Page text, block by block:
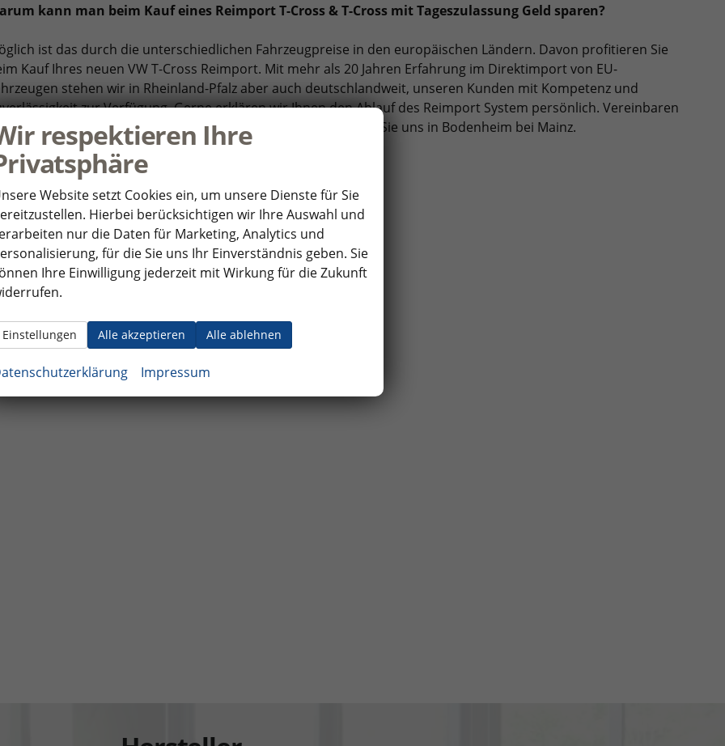
kann man beim Kauf eines Reimport T-Cross & T-Cross mit Tageszulassung Geld sparen?
ist das durch die unterschiedlichen Fahrzeugpreise in den europäischen Ländern. Davon profitieren Sie
Kauf Ihres neuen VW T-Cross Reimport. Mit mehr als 20 Jahren Erfahrung im Direktimport von EU-
stehen wir in Rheinland-Pfalz aber auch deutschlandweit, unseren Kunden mit Kompetenz und
zur Verfügung. Gerne erklären wir Ihnen den Ablauf des Reimport System persönlich. Vereinbaren
doch gleich einen Termin mit unstelefonisch oder besuchen Sie uns in Bodenheim bei Mainz.
respektieren Ihre
Website setzt Cookies ein, um unsere Dienste für Sie
Hierbei berücksichtigen wir Ihre Auswahl und
nur die Daten für Marketing, Analytics und
für die Sie uns Ihr Einverständnis geben. Sie
Ihre Einwilligung jederzeit mit Wirkung für die Zukunft
Alle akzeptieren Alle ablehnen
Einstellungen
Impressum